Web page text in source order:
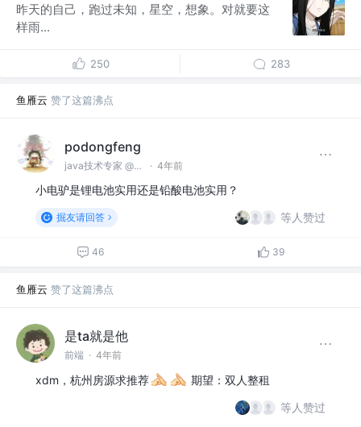
昨天的自己，跑过未知，星空，想象。对就要这
样雨...
250 283
鱼雁云 赞了这篇沸点
podongfeng
java技术专家 @久婵物联 · 4年前
小电驴是锂电池实用还是铅酸电池实用？
掘友请回答 等人赞过
46 39
鱼雁云 赞了这篇沸点
是ta就是他
前端 · 4年前
xdm，杭州房源求推荐
期望：双人整租
等人赞过